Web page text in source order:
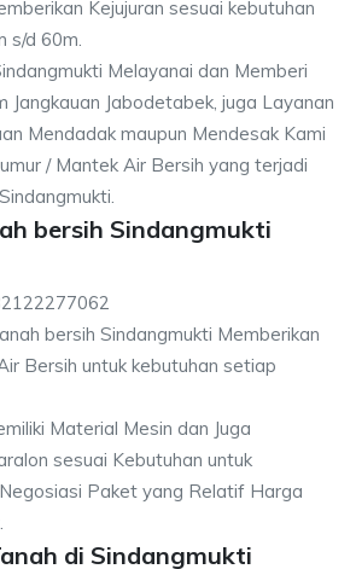
Kejujuran sesuai kebutuhan
s/d 60m.
Melayanai dan Memberi
Jangkauan Jabodetabek, juga Layanan
Mendadak maupun Mendesak Kami
/ Mantek Air Bersih yang terjadi
bersih Sindangmukti
bersih Sindangmukti Memberikan
Bersih untuk kebutuhan setiap
Material Mesin dan Juga
sesuai Kebutuhan untuk
Paket yang Relatif Harga
di Sindangmukti